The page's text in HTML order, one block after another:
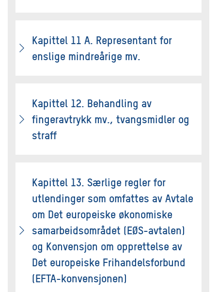
Kapittel 11 A. Representant for
enslige mindreårige mv.
Kapittel 12. Behandling av
fingeravtrykk mv., tvangsmidler og
straff
Kapittel 13. Særlige regler for
utlendinger som omfattes av Avtale
om Det europeiske økonomiske
samarbeidsområdet (EØS-avtalen)
og Konvensjon om opprettelse av
Det europeiske Frihandelsforbund
(EFTA-konvensjonen)